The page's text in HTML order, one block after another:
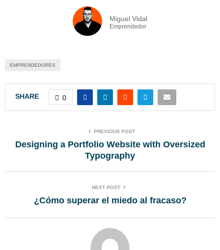
Miguel Vidal
Emprendedor
EMPRENDEDORES
SHARE 0
PREVIOUS POST
Designing a Portfolio Website with Oversized
Typography
NEXT POST
¿Cómo superar el miedo al fracaso?